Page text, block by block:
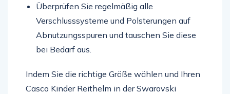
Überprüfen Sie regelmäßig alle
Verschlusssysteme und Polsterungen auf
Abnutzungsspuren und tauschen Sie diese
bei Bedarf aus.
Indem Sie die richtige Größe wählen und Ihren
Casco Kinder Reithelm in der Swarovski